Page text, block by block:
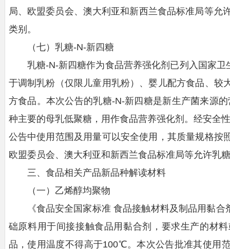
局、欧盟委员会、澳大利亚和新西兰食品标准局等允
类别。
（七）乳糖-N-新四糖
乳糖-N-新四糖作为食品营养强化剂已列入国家
于调制乳粉（仅限儿童用乳粉）、婴儿配方食品、较
方食品。本次公告的乳糖-N-新四糖是新生产菌来源
种主要的母乳低聚糖，用作食品营养强化剂。经安全
公告中使用范围及用量可以安全使用，其质量规格按
欧盟委员会、澳大利亚和新西兰食品标准局等允许乳
三、食品相关产品新品种解读材料
（一）乙烯醇均聚物
《食品安全国家标准 食品接触材料及制品用黏
础原料用于间接接触食品用黏合剂，要求生产的材
品，使用温度不得高于100℃。本次公告批准其使用